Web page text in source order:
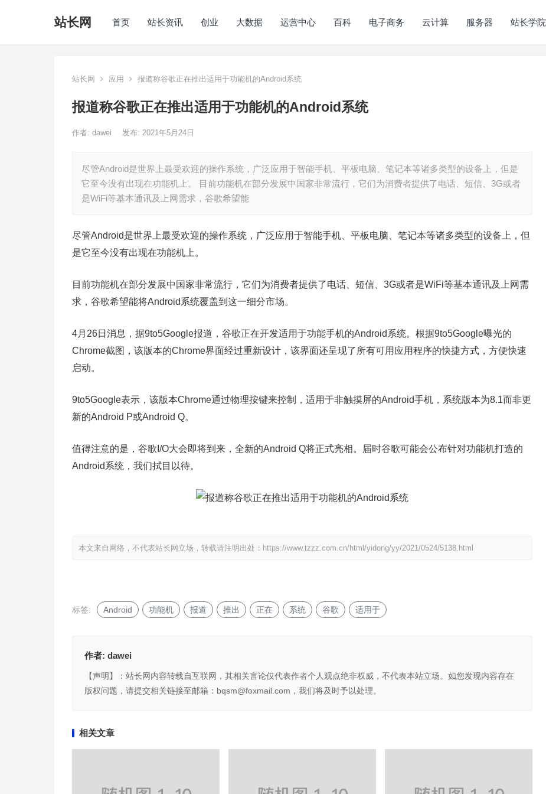
站长网 首页 站长资讯 创业 大数据 运营中心 百科 电子商务 云计算 服务器 站长学院
站长网 应用 报道称谷歌正在推出适用于功能机的Android系统
报道称谷歌正在推出适用于功能机的Android系统
作者: dawei 发布: 2021年5月24日
尽管Android是世界上最受欢迎的操作系统，广泛应用于智能手机、平板电脑、笔记本等诸多类型的设备上，但是
它至今没有出现在功能机上。 目前功能机在部分发展中国家非常流行，它们为消费者提供了电话、短信、3G或者
是WiFi等基本通讯及上网需求，谷歌希望能
尽管Android是世界上最受欢迎的操作系统，广泛应用于智能手机、平板电脑、笔记本等诸多类型的设备上，但
是它至今没有出现在功能机上。
目前功能机在部分发展中国家非常流行，它们为消费者提供了电话、短信、3G或者是WiFi等基本通讯及上网需
求，谷歌希望能将Android系统覆盖到这一细分市场。
4月26日消息，据9to5Google报道，谷歌正在开发适用于功能手机的Android系统。根据9to5Google曝光的
Chrome截图，该版本的Chrome界面经过重新设计，该界面还呈现了所有可用应用程序的快捷方式，方便快速
启动。
9to5Google表示，该版本Chrome通过物理按键来控制，适用于非触摸屏的Android手机，系统版本为8.1而非更
新的Android P或Android Q。
值得注意的是，谷歌I/O大会即将到来，全新的Android Q将正式亮相。届时谷歌可能会公布针对功能机打造的
Android系统，我们拭目以待。
本文来自网络，不代表站长网立场，转载请注明出处： https://www.tzzz.com.cn/html/yidong/yy/2021/0524/5138.html
标签: Android 功能机 报道 推出 正在 系统 谷歌 适用于
作者: dawei
【声明】：站长网内容转载自互联网，其相关言论仅代表作者个人观点绝非权威，不代表本站立场。如您发现内容存在
版权问题，请提交相关链接至邮箱：bqsm@foxmail.com，我们将及时予以处理。
相关文章